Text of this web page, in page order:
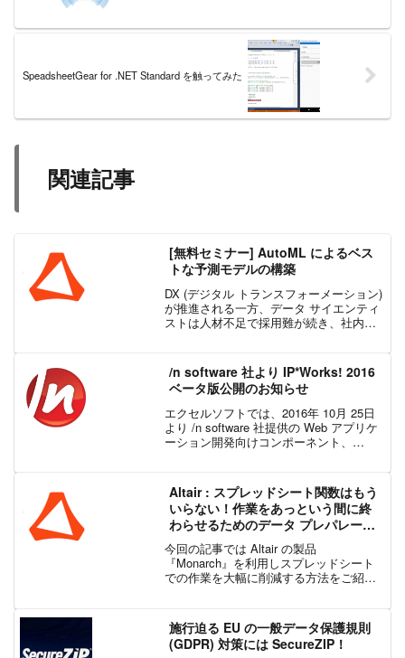
SpeadsheetGear for .NET Standard を触ってみた
関連記事
[無料セミナー] AutoML によるベス
トな予測モデルの構築
DX (デジタル トランスフォーメーション)
が推進される一方、データ サイエンティ
ストは人材不足で採用難が続き、社内育
が「自動化された機械学習 (AutoML) 」...
/n software 社より IP*Works! 2016
ベータ版公開のお知らせ
エクセルソフトでは、2016年 10月 25日
より /n software 社提供の Web アプリケ
ーション開発向けコンポーネント、
のリリース...
Altair : スプレッドシート関数はもう
いらない！作業をあっという間に終
わらせるためのデータ プレパレーシ
ョン
今回の記事では Altair の製品
『Monarch』を利用しスプレッドシート
での作業を大幅に削減する方法をご紹介
ートを使うシーンといえば、営業部であ
れば、売上データ...
施行迫る EU の一般データ保護規則
(GDPR) 対策には SecureZIP！